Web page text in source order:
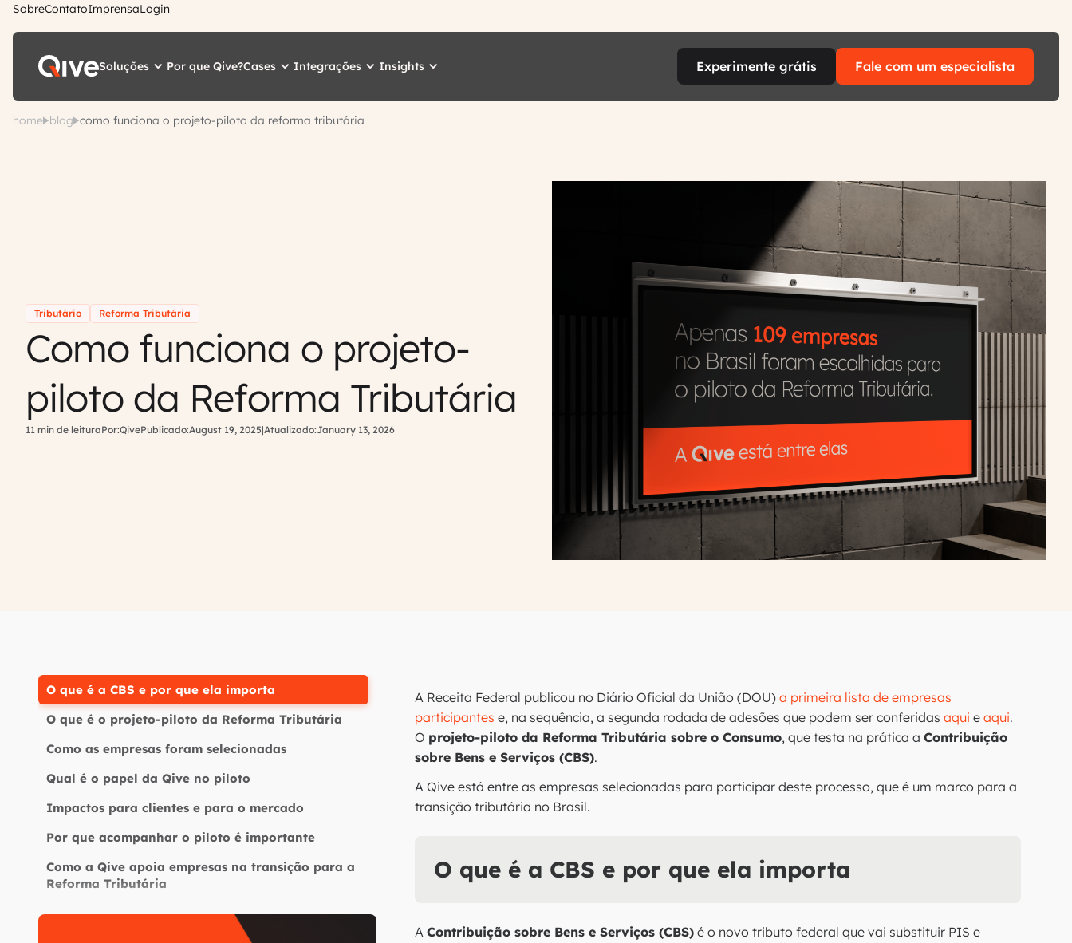
SobreContatoImprensaLogin
Soluções Por que Qive?Cases Integrações Insights Experimente grátis Fale com um especialista
home blog como funciona o projeto-piloto da reforma tributária
Tributário Reforma Tributária
Como funciona o projeto-
piloto da Reforma Tributária
11 min de leituraPor:QivePublicado:August 19, 2025|Atualizado:January 13, 2026
O que é a CBS e por que ela importa
O que é o projeto-piloto da Reforma Tributária
Como as empresas foram selecionadas
Qual é o papel da Qive no piloto
Impactos para clientes e para o mercado
Por que acompanhar o piloto é importante
Como a Qive apoia empresas na transição para a
Reforma Tributária
A Receita Federal publicou no Diário Oficial da União (DOU)a primeira lista de empresas
participantes e, na sequência, a segunda rodada de adesões que podem ser conferidas aqui e aqui.
O projeto-piloto da Reforma Tributária sobre o Consumo, que testa na prática a Contribuição
sobre Bens e Serviços (CBS).
A Qive está entre as empresas selecionadas para participar deste processo, que é um marco para a
transição tributária no Brasil.
O que é a CBS e por que ela importa
A Contribuição sobre Bens e Serviços (CBS)é o novo tributo federal que vai substituir PIS e